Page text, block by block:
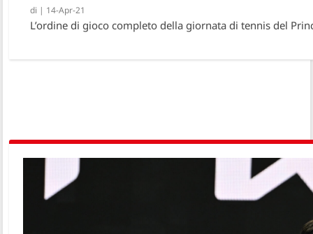
di | 14-Apr-21
L’ordine di gioco completo della giornata di tennis del